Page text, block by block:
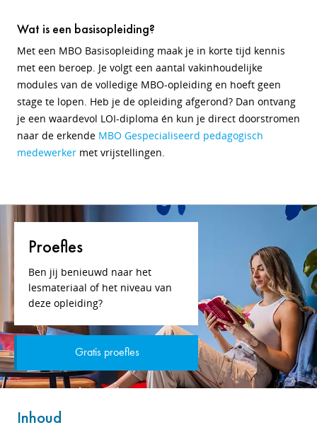
Wat is een basisopleiding?
Met een MBO Basisopleiding maak je in korte tijd kennis
met een beroep. Je volgt een aantal vakinhoudelijke
modules van de volledige MBO-opleiding en hoeft geen
stage te lopen. Heb je de opleiding afgerond? Dan ontvang
je een waardevol LOI-diploma én kun je direct doorstromen
naar de erkende MBO Gespecialiseerd pedagogisch
medewerker met vrijstellingen.
Proefles
Ben jij benieuwd naar het
lesmateriaal of het niveau van
deze opleiding?
Gratis proefles
Inhoud